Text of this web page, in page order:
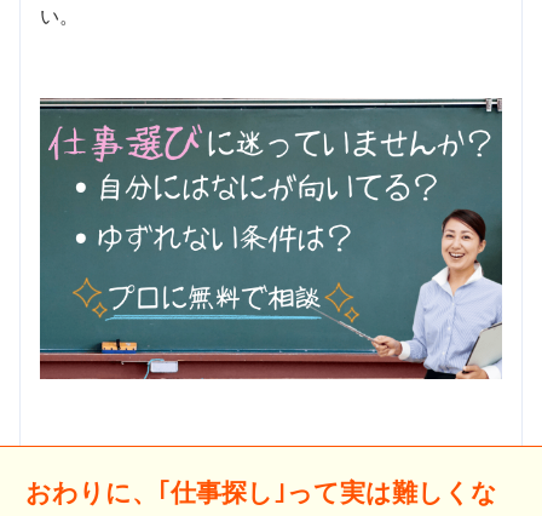
い。
おわりに、｢仕事探し｣って実は難しくな